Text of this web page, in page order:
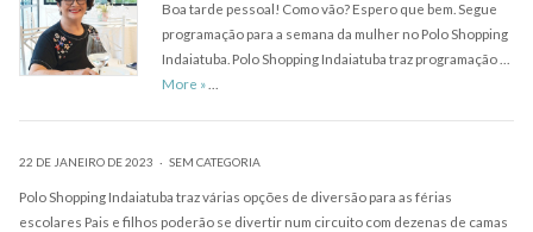
Boa tarde pessoal! Como vão? Espero que bem. Segue
programação para a semana da mulher no Polo Shopping
Indaiatuba. Polo Shopping Indaiatuba traz programação …
More »…
22 DE JANEIRO DE 2023 SEM CATEGORIA
Polo Shopping Indaiatuba traz várias opções de diversão para as férias
escolares Pais e filhos poderão se divertir num circuito com dezenas de camas